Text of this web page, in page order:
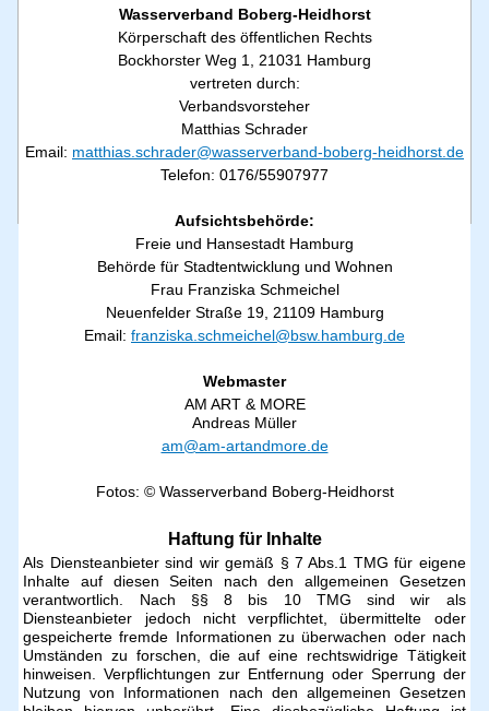
Pflege der Anlagen
Landschaftspflege
Termine
Bekanntmachungen
Downloadbereich
Nachbarschaft
Impressionen
Impressum
Körperschaft des öffentlichen Rechts
Bockhorster Weg 1
Kontakt:
Haben Sie Fragen, Probleme oder Anregungen? Schreiben sie uns eine Mail an
info@wasserverband-boberg-heidhorst.de
Offizielle Bekanntmachungen:
Bockhorster Weg 1
21031 Hamburg
Bockhorster Weg 1
Wasserverband Boberg-Heidhorst
Körperschaft des öffentlichen Rechts
Bockhorster Weg 1, 21031 Hamburg
vertreten durch:
Verbandsvorsteher
Matthias Schrader
Email: matthias.schrader@wasserverband-boberg-heidhorst.de
Telefon: 0176/55907977
Aufsichtsbehörde:
Freie und Hansestadt Hamburg
Behörde für Stadtentwicklung und Wohnen
Frau Franziska Schmeichel
Neuenfelder Straße 19, 21109 Hamburg
Email: franziska.schmeichel@bsw.hamburg.de
Webmaster
AM ART & MORE
Andreas Müller
am@am-artandmore.de
Fotos: © Wasserverband Boberg-Heidhorst
Haftung für Inhalte
Als Diensteanbieter sind wir gemäß § 7 Abs.1 TMG für eigene
Inhalte auf diesen Seiten nach den allgemeinen Gesetzen
verantwortlich. Nach §§ 8 bis 10 TMG sind wir als
Diensteanbieter jedoch nicht verpflichtet, übermittelte oder
gespeicherte fremde Informationen zu überwachen oder nach
Umständen zu forschen, die auf eine rechtswidrige Tätigkeit
hinweisen. Verpflichtungen zur Entfernung oder Sperrung der
Nutzung von Informationen nach den allgemeinen Gesetzen